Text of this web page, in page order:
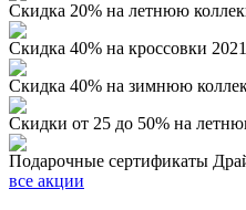
Скидка 20% на летнюю
Скидка 40% на кроссовки
Скидка 40% на зимнюю
Скидки от 25 до 50% на
Подарочные сертификаты
все акции